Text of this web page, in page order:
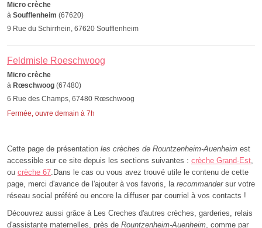
Micro crèche
à Soufflenheim (67620)
9 Rue du Schirrhein, 67620 Soufflenheim
Feldmisle Roeschwoog
Micro crèche
à Rœschwoog (67480)
6 Rue des Champs, 67480 Rœschwoog
Fermée, ouvre demain à 7h
Cette page de présentation les crèches de Rountzenheim-Auenheim est
accessible sur ce site depuis les sections suivantes : crèche Grand-Est,
ou crèche 67.Dans le cas ou vous avez trouvé utile le contenu de cette
page, merci d'avance de l'ajouter à vos favoris, la recommandersur votre
réseau social préféré ou encore la diffuser par courriel à vos contacts !
Découvrez aussi grâce à Les Creches d'autres crèches, garderies, relais
d'assistante maternelles, près de Rountzenheim-Auenheim, comme par